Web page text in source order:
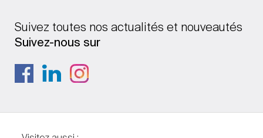
Suivez toutes nos actualités et nouveautés
Suivez-nous sur